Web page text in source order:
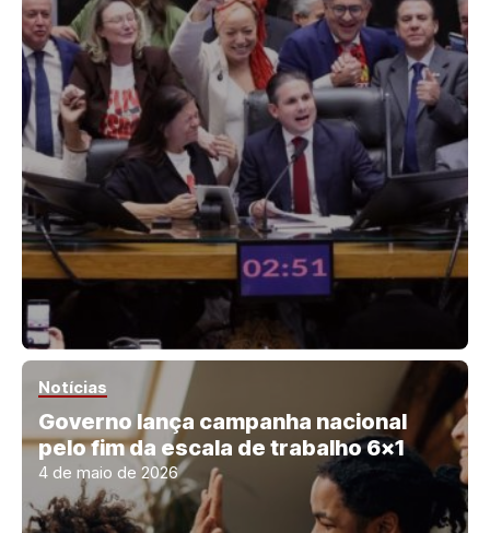
Notícias
Governo lança campanha nacional
pelo fim da escala de trabalho 6×1
4 de maio de 2026